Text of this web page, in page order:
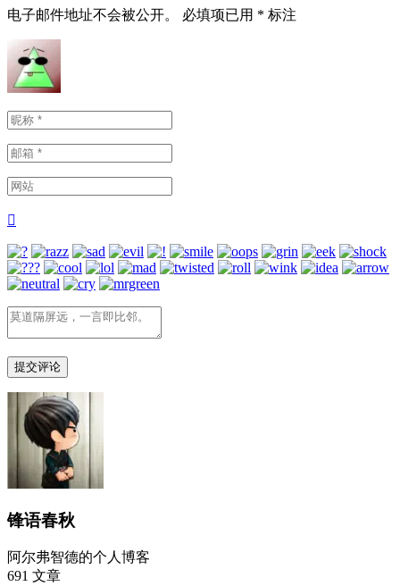
电子邮件地址不会被公开。 必填项已用 * 标注

锋语春秋
阿尔弗智德的个人博客
691 文章